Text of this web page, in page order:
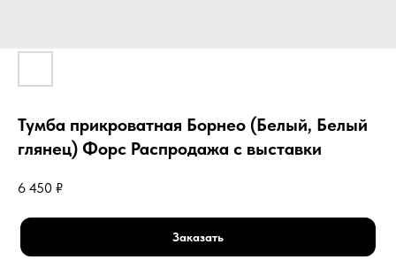
Тумба прикроватная Борнео (Белый, Белый
глянец) Форс Распродажа с выставки
6 450 ₽
Заказать